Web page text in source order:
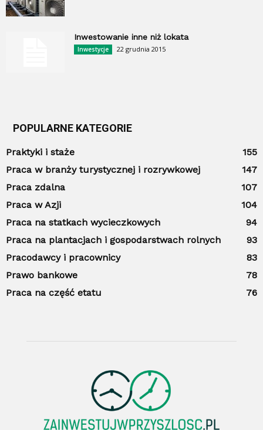
Inwestowanie inne niż lokata
Inwestycje 22 grudnia 2015
POPULARNE KATEGORIE
Praktyki i staże
155
Praca w branży turystycznej i rozrywkowej
147
Praca zdalna
107
Praca w Azji
104
Praca na statkach wycieczkowych
94
Praca na plantacjach i gospodarstwach rolnych
93
Pracodawcy i pracownicy
83
Prawo bankowe
78
Praca na część etatu
76